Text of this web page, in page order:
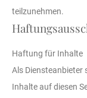
teilzunehmen.
Haftung für Inhalte
Als Diensteanbieter
Inhalte auf diesen